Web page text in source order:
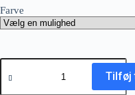
Farve
Kunststof
Pullert
Tilføj